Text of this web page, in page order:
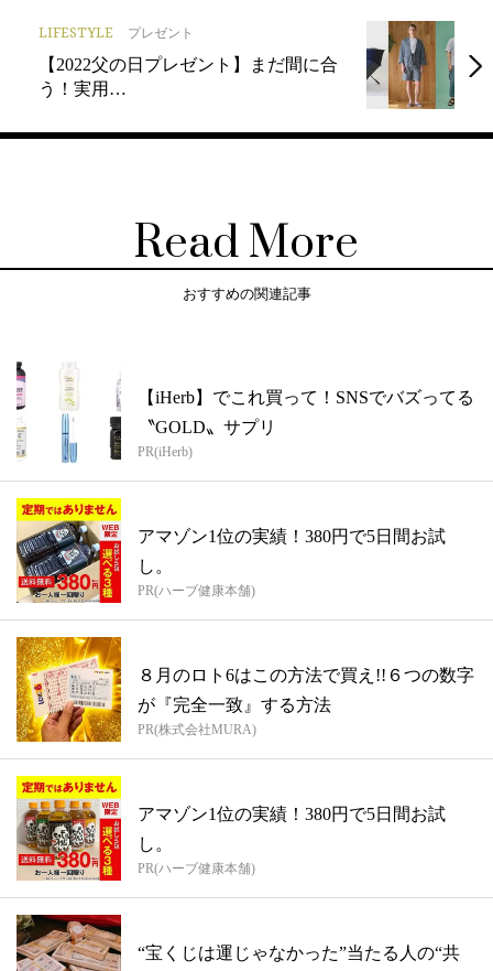
LIFESTYLE プレゼント
【2022父の日プレゼント】まだ間に合
う！実用…
Read More
おすすめの関連記事
【iHerb】でこれ買って！SNSでバズってる
〝GOLD〟サプリ
PR(iHerb)
アマゾン1位の実績！380円で5日間お試
し。
PR(ハーブ健康本舗)
８月のロト6はこの方法で買え!!６つの数字
が『完全一致』する方法
PR(株式会社MURA)
アマゾン1位の実績！380円で5日間お試
し。
PR(ハーブ健康本舗)
“宝くじは運じゃなかった”当たる人の“共